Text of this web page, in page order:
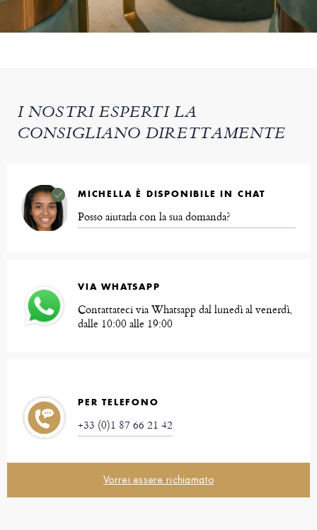
I NOSTRI ESPERTI LA
CONSIGLIANO DIRETTAMENTE
MICHELLA È DISPONIBILE IN CHAT
Posso aiutarla con la sua domanda?
VIA WHATSAPP
Contattateci via Whatsapp dal lunedì al venerdì,
dalle 10:00 alle 19:00
PER TELEFONO
+33 (0)1 87 66 21 42
Vorrei essere richiamato